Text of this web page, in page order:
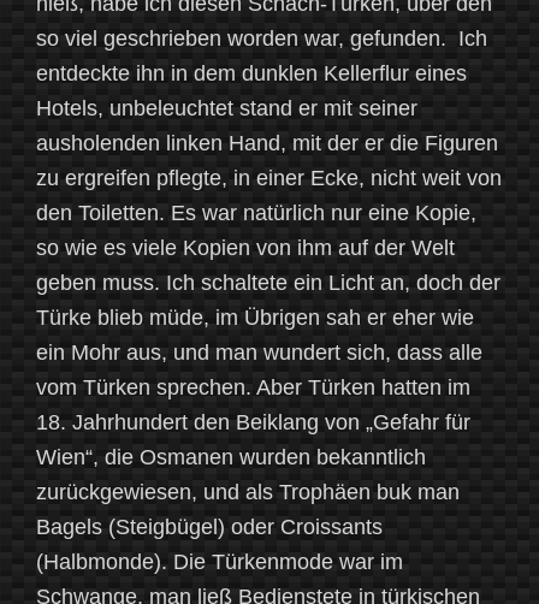
so viel geschrieben worden war, gefunden. Ich
entdeckte ihn in dem dunklen Kellerflur eines
Hotels, unbeleuchtet stand er mit seiner
ausholenden linken Hand, mit der er die Figuren
zu ergreifen pflegte, in einer Ecke, nicht weit von
den Toiletten. Es war natürlich nur eine Kopie,
so wie es viele Kopien von ihm auf der Welt
geben muss. Ich schaltete ein Licht an, doch der
Türke blieb müde, im Übrigen sah er eher wie
ein Mohr aus, und man wundert sich, dass alle
vom Türken sprechen. Aber Türken hatten im
18. Jahrhundert den Beiklang von „Gefahr für
Wien“, die Osmanen wurden bekanntlich
zurückgewiesen, und als Trophäen buk man
Bagels (Steigbügel) oder Croissants
(Halbmonde). Die Türkenmode war im
Schwange, man ließ Bedienstete in türkischen